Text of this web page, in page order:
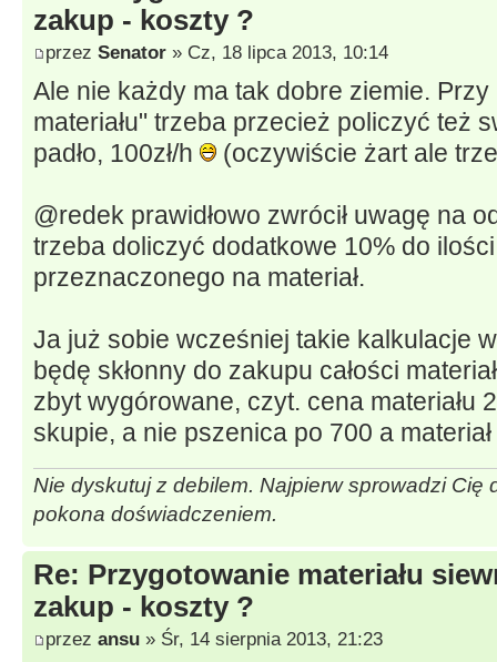
zakup - koszty ?
przez Senator » Cz, 18 lipca 2013, 10:14
Ale nie każdy ma tak dobre ziemie.
materiału" trzeba przecież policzyć też
padło, 100zł/h
(oczywiście żart ale
@redek prawidłowo zwrócił uwagę na
trzeba doliczyć dodatkowe 10% do
przeznaczonego na materiał.
Ja już sobie wcześniej takie kalkulacje
będę skłonny do zakupu całości
zbyt wygórowane, czyt. cena materiału
skupie, a nie pszenica po 700 a
Nie dyskutuj z debilem. Najpierw sprowadzi Cię
pokona doświadczeniem.
Re: Przygotowanie materiału
zakup - koszty ?
przez ansu » Śr, 14 sierpnia 2013, 21:23